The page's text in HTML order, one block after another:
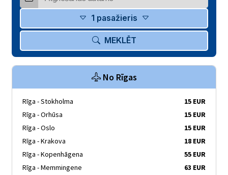
1 pasažieris
MEKLĒT
No Rīgas
Rīga - Stokholma
15 EUR
Rīga - Orhūsa
15 EUR
Rīga - Oslo
15 EUR
Rīga - Krakova
18 EUR
Rīga - Kopenhāgena
55 EUR
Rīga - Memmingene
63 EUR